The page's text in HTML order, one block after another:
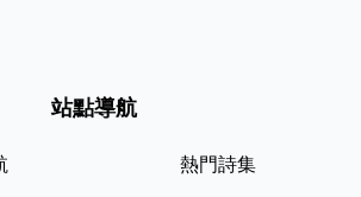
站點導航
熱門詩集